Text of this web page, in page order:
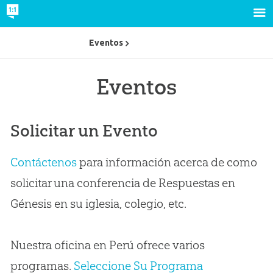
Eventos
Solicitar un Evento
Contáctenospara información acerca de como
solicitar una conferencia de Respuestas en
Génesis en su iglesia, colegio, etc.
Nuestra oficina en Perú ofrece varios
programas. Seleccione Su Programa
Eventos